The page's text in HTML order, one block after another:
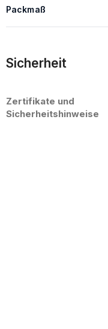
Packmaß
Sicherheit
Zertifikate und
Sicherheitshinweise